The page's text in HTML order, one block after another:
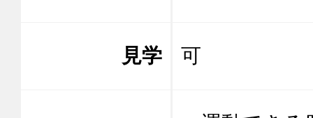
見学 可